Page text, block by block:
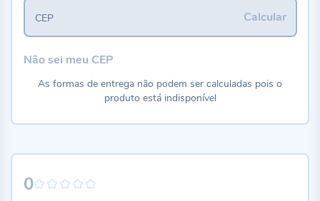
0
Calcular
CEP
Não sei meu CEP
As formas de entrega não podem ser calculadas pois o
produto está indisponível